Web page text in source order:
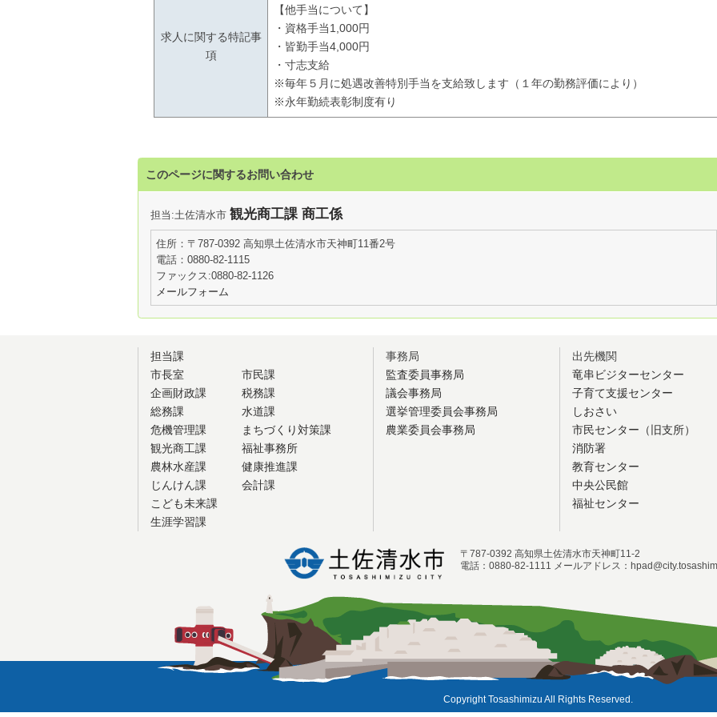
求人に関する特記事
項
【他手当について】
・資格手当1,000円
・皆勤手当4,000円
・寸志支給
※毎年５月に処遇改善特別手当を支給致します（１年の勤務評価により）
※永年勤続表彰制度有り
このページに関するお問い合わせ
担当:土佐清水市 観光商工課 商工係
住所：〒787-0392 高知県土佐清水市天神町11番2号
電話：0880-82-1115
ファックス:0880-82-1126
メールフォーム
担当課
市長室
企画財政課
総務課
危機管理課
観光商工課
農林水産課
じんけん課
こども未来課
生涯学習課
市民課
税務課
水道課
まちづくり対策課
福祉事務所
健康推進課
会計課
事務局
監査委員事務局
議会事務局
選挙管理委員会事務局
農業委員会事務局
出先機関
竜串ビジターセンター
子育て支援センター
しおさい
市民センター（旧支所）
消防署
教育センター
中央公民館
福祉センター
〒787-0392 高知県土佐清水市天神町11-2
電話：0880-82-1111 メールアドレス：
Copyright Tosashimizu All Rights Reserved.